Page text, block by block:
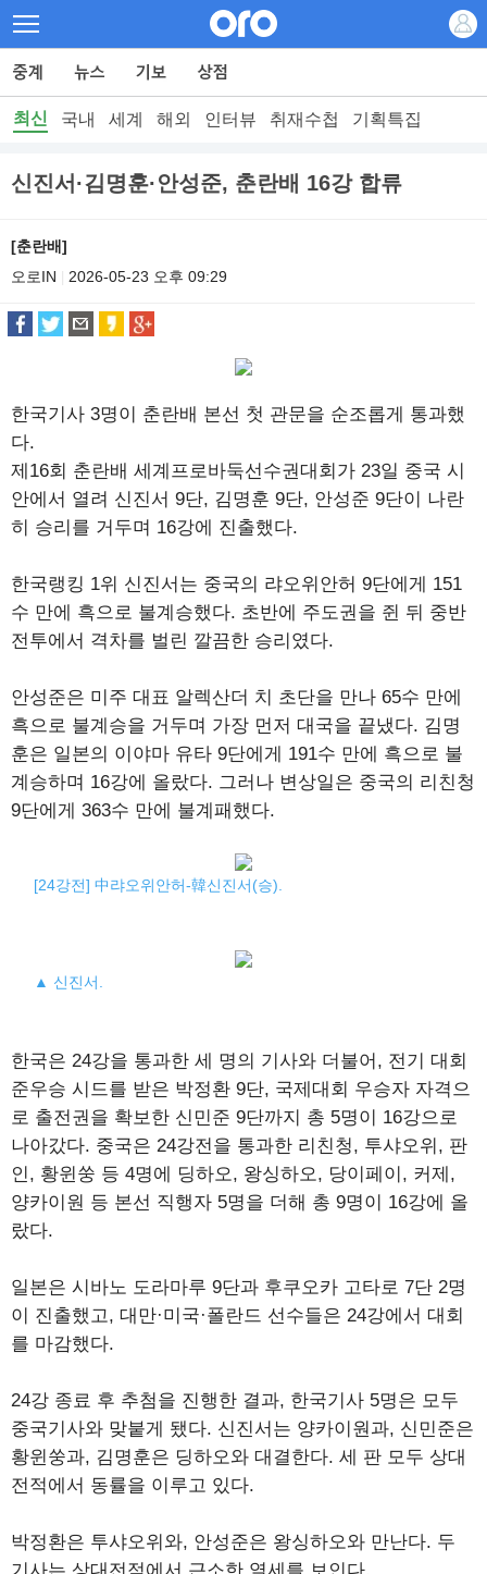
최신 국내 세계 해외 인터뷰 취재수첩 기획특집
신진서·김명훈·안성준, 춘란배 16강 합류
[춘란배]
오로IN
2026-05-23 오후 09:29
한국기사 3명이 춘란배 본선 첫 관문을 순조롭게 통과했
다.
제16회 춘란배 세계프로바둑선수권대회가 23일 중국 시
안에서 열려 신진서 9단, 김명훈 9단, 안성준 9단이 나란
히 승리를 거두며 16강에 진출했다.
한국랭킹 1위 신진서는 중국의 랴오위안허 9단에게 151
수 만에 흑으로 불계승했다. 초반에 주도권을 쥔 뒤 중반
전투에서 격차를 벌린 깔끔한 승리였다.
안성준은 미주 대표 알렉산더 치 초단을 만나 65수 만에
흑으로 불계승을 거두며 가장 먼저 대국을 끝냈다. 김명
훈은 일본의 이야마 유타 9단에게 191수 만에 흑으로 불
계승하며 16강에 올랐다. 그러나 변상일은 중국의 리친청
9단에게 363수 만에 불계패했다.
[24강전] 中랴오위안허-韓신진서(승).
▲ 신진서.
한국은 24강을 통과한 세 명의 기사와 더불어, 전기 대회
준우승 시드를 받은 박정환 9단, 국제대회 우승자 자격으
로 출전권을 확보한 신민준 9단까지 총 5명이 16강으로
나아갔다. 중국은 24강전을 통과한 리친청, 투샤오위, 판
인, 황윈쑹 등 4명에 딩하오, 왕싱하오, 당이페이, 커제,
양카이원 등 본선 직행자 5명을 더해 총 9명이 16강에 올
랐다.
일본은 시바노 도라마루 9단과 후쿠오카 고타로 7단 2명
이 진출했고, 대만·미국·폴란드 선수들은 24강에서 대회
를 마감했다.
24강 종료 후 추첨을 진행한 결과, 한국기사 5명은 모두
중국기사와 맞붙게 됐다. 신진서는 양카이원과, 신민준은
황윈쑹과, 김명훈은 딩하오와 대결한다. 세 판 모두 상대
전적에서 동률을 이루고 있다.
박정환은 투샤오위와, 안성준은 왕싱하오와 만난다. 두